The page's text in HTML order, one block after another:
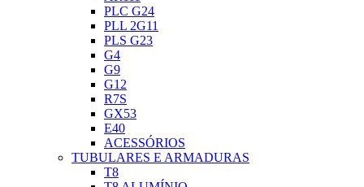
PLC G24
PLL 2G11
PLS G23
G4
G9
G12
R7S
GX53
E40
ACESSÓRIOS
TUBULARES E ARMADURAS
T8